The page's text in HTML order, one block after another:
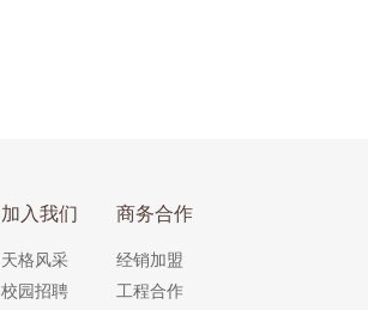
加入我们
天格风采
校园招聘
商务合作
经销加盟
工程合作